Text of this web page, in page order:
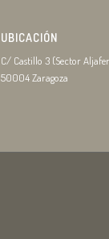
UBICACIÓN
C/ Castillo 3 (Sector
50004 Zaragoza